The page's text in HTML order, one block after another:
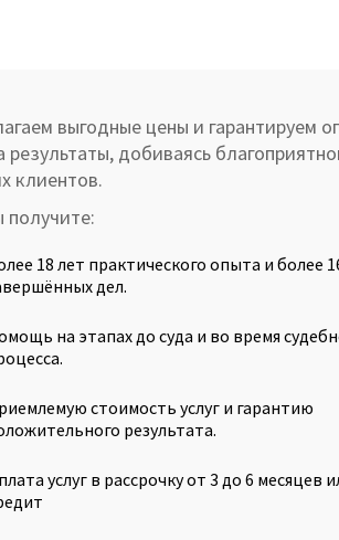
выгодные цены и гарантируем
результаты, добиваясь
клиентов.
получите:
18 лет практического опыта и более
дел.
на этапах до суда и во время
стоимость услуг и гарантию
результата.
услуг в рассрочку от 3 до 6 месяцев